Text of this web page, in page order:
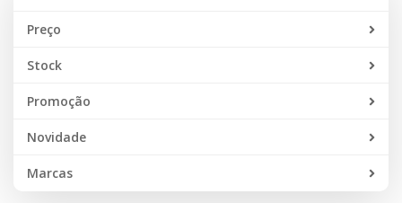
Preço
Stock
Promoção
Novidade
Marcas